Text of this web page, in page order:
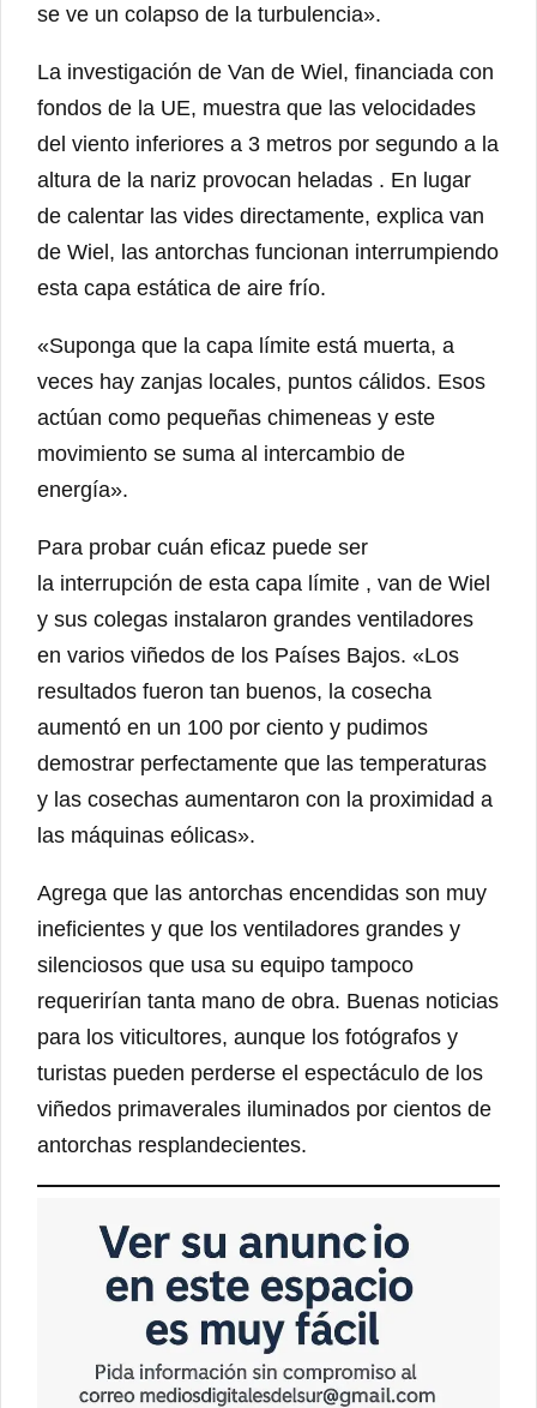
se ve un colapso de la turbulencia».
La investigación de Van de Wiel, financiada con
fondos de la UE, muestra que las velocidades
del viento inferiores a 3 metros por segundo a la
altura de la nariz provocan heladas . En lugar
de calentar las vides directamente, explica van
de Wiel, las antorchas funcionan interrumpiendo
esta capa estática de aire frío.
«Suponga que la capa límite está muerta, a
veces hay zanjas locales, puntos cálidos. Esos
actúan como pequeñas chimeneas y este
movimiento se suma al intercambio de
energía».
Para probar cuán eficaz puede ser
la interrupción de esta capa límite , van de Wiel
y sus colegas instalaron grandes ventiladores
en varios viñedos de los Países Bajos. «Los
resultados fueron tan buenos, la cosecha
aumentó en un 100 por ciento y pudimos
demostrar perfectamente que las temperaturas
y las cosechas aumentaron con la proximidad a
las máquinas eólicas».
Agrega que las antorchas encendidas son muy
ineficientes y que los ventiladores grandes y
silenciosos que usa su equipo tampoco
requerirían tanta mano de obra. Buenas noticias
para los viticultores, aunque los fotógrafos y
turistas pueden perderse el espectáculo de los
viñedos primaverales iluminados por cientos de
antorchas resplandecientes.